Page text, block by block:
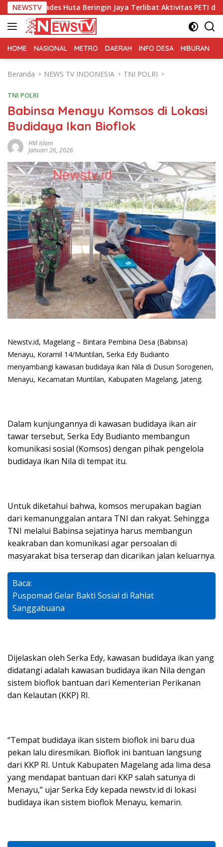
Langsung
ke
konten
NEWSTV
Huta Beringin Jaya Terlibat Aktivitas PETI di Wilayah
HOME NASIONAL METRO DAERAH INFO DESA HIBURAN
Beranda NEWS TV INDONESIA TNI POLRI
TNI POLRI
Babinsa Menayu Komsos di Lokasi
Budidaya Ikan Bioflok
HM Islam
Januari 26, 2026
Newstv.id, Magelang – Bintara Pembina Desa (Babinsa)
Menayu, Koramil 14/Muntilan, Serka Edy Budianto
menyambangi kawasan budidaya ikan Nila di Dusun Sorogenen,
Menayu, Kecamatan Muntilan, Kabupaten Magelang, Jateng.
Dalam kunjungannya di kawasan budidaya ikan air
tawar tersebut, Serka Edy Budianto membangun
komunikasi sosial (Komsos) dengan pihak pengelola
budidaya ikan Nila di tempat itu.
Untuk diketahui bahwa, komsos merupakan bagian
dari kemanunggalan antara TNI dan rakyat. Sehingga
TNI melalui Babinsa sejatinya harus membangun
keakraban dan komunikasi agar persoalan di
masyarakat bisa terserap dan dicarikan jalan keluarnya.
Baca:
Puspomad Gelar Bakti Sosial di Rahlat
Sanggabuana
Dijelaskan oleh Serka Edy, kawasan budidaya ikan yang
didatangi adalah kawasan budidaya ikan Nila dengan
sistem bioflok bantuan dari Kementerian Perikanan
dan Kelautan (KKP) RI.
“Tempat budidaya ikan sistem bioflok ini baru dua
pekan lalu diresmikan. Bioflok ini bantuan langsung
dari KKP RI. Untuk Kabupaten Magelang ada lima desa
yang mendapat bantuan dari KKP salah satunya di
Menayu,” ujar Serka Edy kepada newstv.id di lokasi
budidaya ikan sistem bioflok Menayu, kemarin.